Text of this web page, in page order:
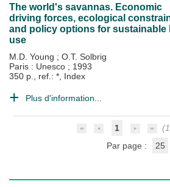
The world's savannas. Economic
driving forces, ecological
and policy options for sustainable
use
M.D. Young ; O.T. Solbrig
Paris : Unesco ; 1993
350 p., ref.: *, Index
Plus d'information...
1
Par page :
25